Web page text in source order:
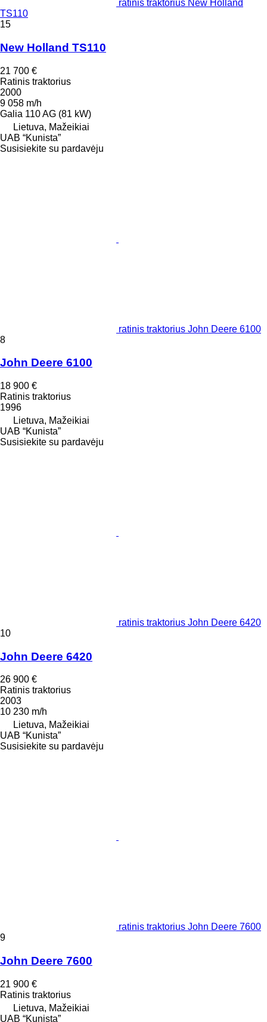
ratinis traktorius New Holland
TS110
15
New Holland TS110
21 700 €
Ratinis traktorius
2000
9 058 m/h
Galia 110 AG (81 kW)
Lietuva, Mažeikiai
UAB “Kunista”
Susisiekite su pardavėju
ratinis traktorius John Deere 6100
8
John Deere 6100
18 900 €
Ratinis traktorius
1996
Lietuva, Mažeikiai
UAB “Kunista”
Susisiekite su pardavėju
ratinis traktorius John Deere 6420
10
John Deere 6420
26 900 €
Ratinis traktorius
2003
10 230 m/h
Lietuva, Mažeikiai
UAB “Kunista”
Susisiekite su pardavėju
ratinis traktorius John Deere 7600
9
John Deere 7600
21 900 €
Ratinis traktorius
Lietuva, Mažeikiai
UAB “Kunista”